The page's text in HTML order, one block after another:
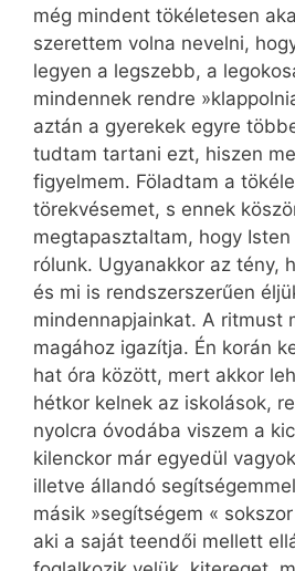
még mindent tökéletesen
szerettem volna nevelni,
legyen a legszebb, a
mindennek rendre
aztán a gyerekek egyre
tudtam tartani ezt, hiszen
figyelmem. Föladtam a
törekvésemet, s ennek
megtapasztaltam, hogy
rólunk. Ugyanakkor az tény,
és mi is rendszerszerűen
mindennapjainkat. A ritmust
magához igazítja. Én korán
hat óra között, mert akkor
hétkor kelnek az iskolások,
nyolcra óvodába viszem a
kilenckor már egyedül
illetve állandó
másik »segítségem «
aki a saját teendői mellett